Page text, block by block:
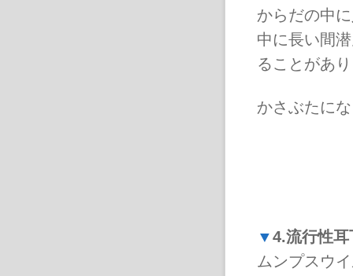
からだの中
中に長い間
ることがあ
かさぶたに
▼4.流行性
ムンプスウ